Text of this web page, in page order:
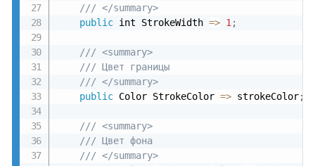
/// </summary>
public int StrokeWidth => 1;
/// <summary>
/// Цвет границы
/// </summary>
public Color StrokeColor => strokeColor;
/// <summary>
/// Цвет фона
/// </summary>